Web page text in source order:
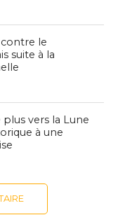
le
suite à la
plus vers la Lune
à une